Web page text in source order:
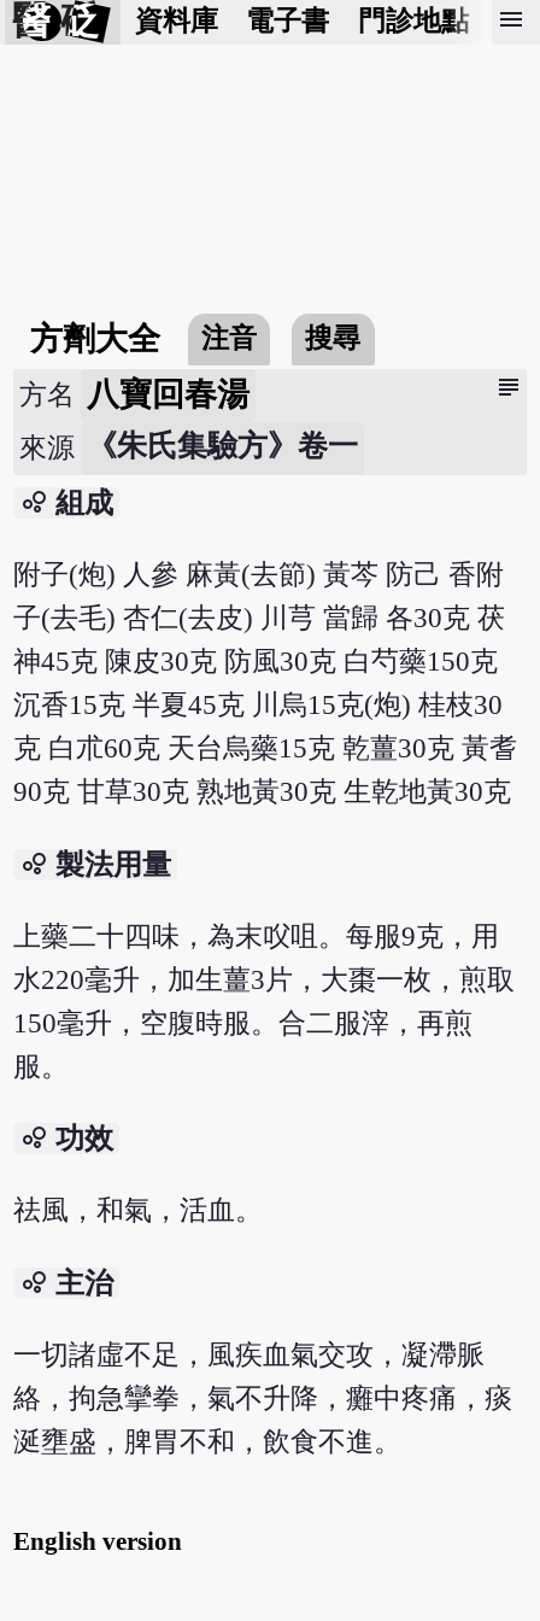
醫 砭 資料庫 電子書 門診地點 預
menu
方劑大全 注音 搜尋
subject
方名 八寶回春湯
來源 《朱氏集驗方》卷一
bubble_chart 組成
附子(炮) 人參 麻黃(去節) 黃芩 防己 香附
子(去毛) 杏仁(去皮) 川芎 當歸 各30克 茯
神45克 陳皮30克 防風30克 白芍藥150克
沉香15克 半夏45克 川烏15克(炮) 桂枝30
克 白朮60克 天台烏藥15克 乾薑30克 黃耆
90克 甘草30克 熟地黃30克 生乾地黃30克
bubble_chart 製法用量
上藥二十四味，為末㕮咀。每服9克，用
水220毫升，加生薑3片，大棗一枚，煎取
150毫升，空腹時服。合二服滓，再煎
服。
bubble_chart 功效
祛風，和氣，活血。
bubble_chart 主治
一切諸虛不足，風疾血氣交攻，凝滯脈
絡，拘急攣拳，氣不升降，癱中疼痛，痰
涎壅盛，脾胃不和，飲食不進。
English version